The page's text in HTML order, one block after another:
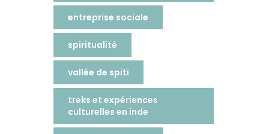
entreprise sociale
spiritualité
vallée de spiti
treks et expériences
culturelles en inde